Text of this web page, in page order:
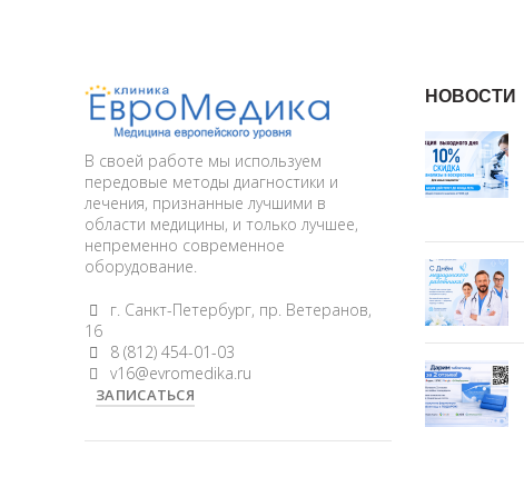
В своей работе мы используем
передовые методы диагностики и
лечения, признанные лучшими в
области медицины, и только лучшее,
непременно современное
оборудование.
г. Санкт-Петербург, пр. Ветеранов,
16
8 (812) 454-01-03
v16@evromedika.ru
ЗАПИСАТЬСЯ
НОВОСТИ